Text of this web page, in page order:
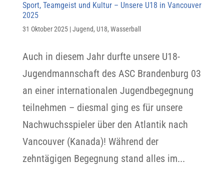
Sport, Teamgeist und Kultur – Unsere U18 in Vancouver
2025
31 Oktober 2025|Jugend, U18, Wasserball
Auch in diesem Jahr durfte unsere U18-
Jugendmannschaft des ASC Brandenburg 03
an einer internationalen Jugendbegegnung
teilnehmen – diesmal ging es für unsere
Nachwuchsspieler über den Atlantik nach
Vancouver (Kanada)! Während der
zehntägigen Begegnung stand alles im...